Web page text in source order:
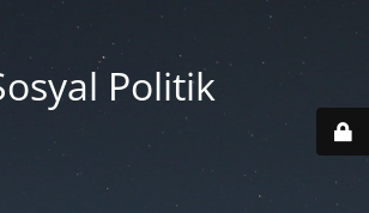
Politik